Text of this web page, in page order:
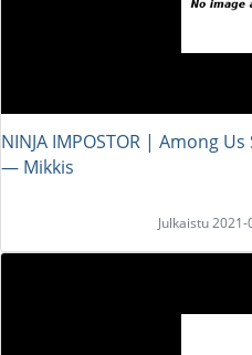
NINJA IMPOSTOR | Among
― Mikkis
Julkaistu